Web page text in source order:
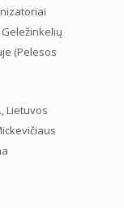
(Pelesos
Lietuvos